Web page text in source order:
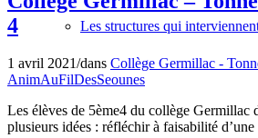
Les structures qui
4
1 avril 2021/dans Collège Germillac -
AnimAuFilDesSeounes
Les élèves de 5ème4 du collège Germillac
plusieurs idées : réfléchir à faisabilité